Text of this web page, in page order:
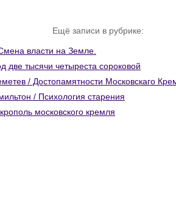
Ещё записи в рубрике:
власти на Земле.
две тысячи четыреста сороковой
/ Достопамятности Московскаго
/ Психология старения
московского кремля